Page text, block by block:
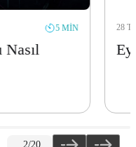
5 MIN 28
2/20